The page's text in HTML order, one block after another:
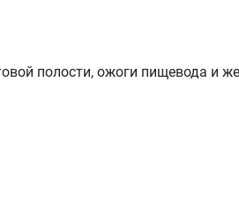
полости, ожоги пищевода и